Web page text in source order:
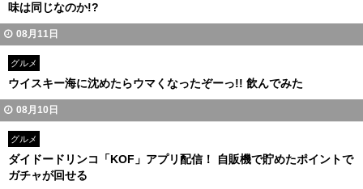
味は同じなのか!?
08月11日
グルメ
ウイスキー海に沈めたらウマくなったぞーっ!! 飲んでみた
08月10日
グルメ
ダイドードリンコ「KOF」アプリ配信！ 自販機で貯めたポイントで
ガチャが回せる